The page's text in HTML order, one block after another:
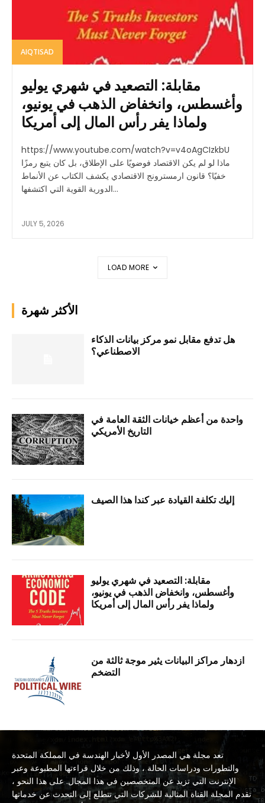
AIQTISAD
مقابلة: التصعيد في شهري يوليو
وأغسطس، وانخفاض الذهب في يونيو،
ولماذا يفر رأس المال إلى أمريكا
https://www.youtube.com/watch?v=v4oAgCIzkbU
ماذا لو لم يكن الاقتصاد فوضويًا على الإطلاق، بل كان يتبع رمزًا
خفيًا؟ قانون ارمسترونج الاقتصادي يكشف الكتاب عن الأنماط
الدورية القوية التي اكتشفها...
JULY 5, 2026
LOAD MORE
الأكثر شهرة
هل تدفع مقابل نمو مركز بيانات الذكاء
الاصطناعي؟
واحدة من أعظم خيانات الثقة العامة في
التاريخ الأمريكي
إليك تكلفة القيادة عبر كندا هذا الصيف
مقابلة: التصعيد في شهري يوليو
وأغسطس، وانخفاض الذهب في يونيو،
ولماذا يفر رأس المال إلى أمريكا
ازدهار مراكز البيانات يثير موجة ثالثة من
التضخم
تعد مجلة هي المصدر الأول لأخبار الهندسة في المملكة المتحدة
والتطورات ودراسات الحالة ، وذلك من خلال قراءتها المطبوعة وعبر
الإنترنت التي تزيد عن المتخصصين في هذا المجال. على هذا النحو ،
تقدم المجلة القناة المثالية للشركات التي تتطلع إلى التحدث عن خدماتها